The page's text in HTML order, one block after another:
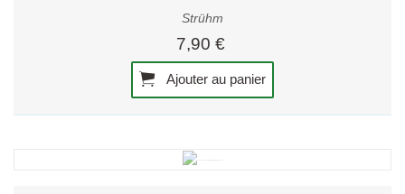
Strühm
7,90 €
Ajouter au panier